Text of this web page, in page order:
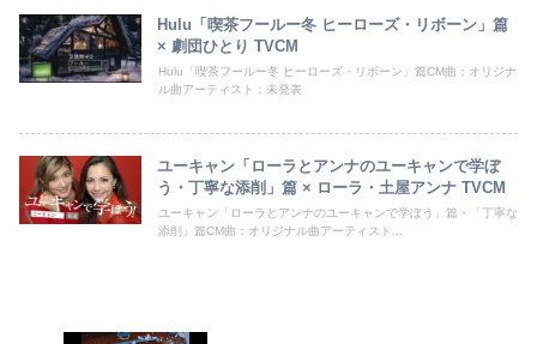
Hulu「喫茶フールー冬 ヒーローズ・リボーン」篇
× 劇団ひとり TVCM
Hulu「喫茶フールー冬 ヒーローズ・リボーン」篇CM曲：オリジナ
ル曲アーティスト：未発表
ユーキャン「ローラとアンナのユーキャンで学ぼ
う・丁寧な添削」篇 × ローラ・土屋アンナ TVCM
ユーキャン「ローラとアンナのユーキャンで学ぼう」篇・「丁寧な
添削」篇CM曲：オリジナル曲アーティスト...